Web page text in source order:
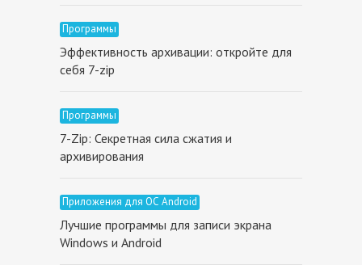
Программы
Эффективность архивации: откройте для
себя 7-zip
Программы
7-Zip: Секретная сила сжатия и
архивирования
Приложения для ОС Android
Лучшие программы для записи экрана
Windows и Android